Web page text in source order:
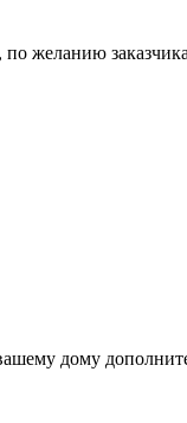
желанию
дому